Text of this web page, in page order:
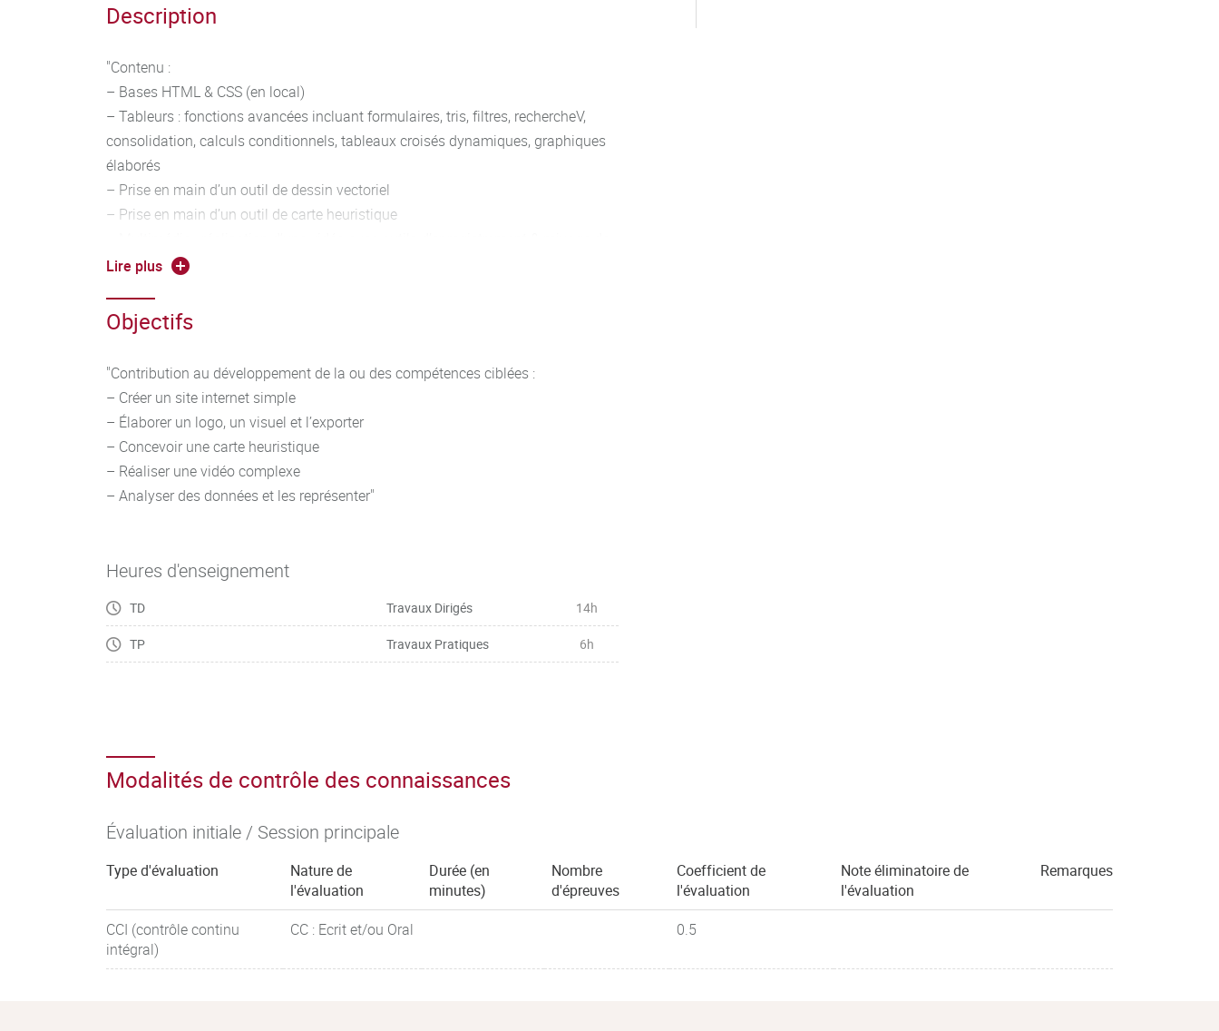
Description
"Contenu :
– Bases HTML & CSS (en local)
– Tableurs : fonctions avancées incluant formulaires, tris, filtres, rechercheV,
consolidation, calculs conditionnels, tableaux croisés dynamiques, graphiques
élaborés
– Prise en main d’un outil de dessin vectoriel
– Prise en main d’un outil de carte heuristique
son
droit à la vie privée"
Lire plus
Objectifs
"Contribution au développement de la ou des compétences ciblées :
– Créer un site internet simple
– Élaborer un logo, un visuel et l’exporter
– Concevoir une carte heuristique
– Réaliser une vidéo complexe
– Analyser des données et les représenter"
Heures d'enseignement
TD Travaux Dirigés 14h
TP Travaux Pratiques 6h
Modalités de contrôle des connaissances
Évaluation initiale / Session principale
Type d'évaluation
Nature de
l'évaluation
Durée (en
minutes)
Nombre
d'épreuves
Coefficient de
l'évaluation
Note éliminatoire de
l'évaluation
Remarques
CCI (contrôle continu
intégral)
CC : Ecrit et/ou Oral 0.5